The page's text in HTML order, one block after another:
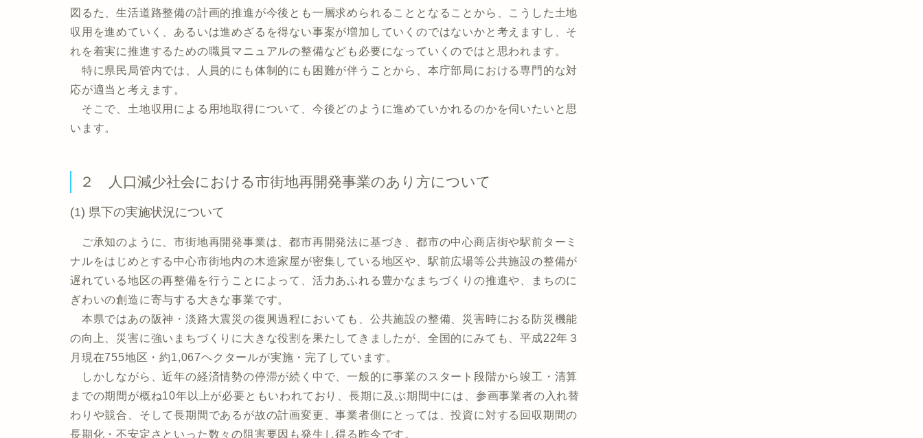
図るた、生活道路整備の計画的推進が今後とも一層求められることとなることから、こうした土地
収用を進めていく、あるいは進めざるを得ない事案が増加していくのではないかと考えますし、そ
れを着実に推進するための職員マニュアルの整備なども必要になっていくのではと思われます。
特に県民局管内では、人員的にも体制的にも困難が伴うことから、本庁部局における専門的な対
応が適当と考えます。
そこで、土地収用による用地取得について、今後どのように進めていかれるのかを伺いたいと思
います。
２ 人口減少社会における市街地再開発事業のあり方について
(1) 県下の実施状況について
ご承知のように、市街地再開発事業は、都市再開発法に基づき、都市の中心商店街や駅前ターミ
ナルをはじめとする中心市街地内の木造家屋が密集している地区や、駅前広場等公共施設の整備が
遅れている地区の再整備を行うことによって、活力あふれる豊かなまちづくりの推進や、まちのに
ぎわいの創造に寄与する大きな事業です。
本県ではあの阪神・淡路大震災の復興過程においても、公共施設の整備、災害時におる防災機能
の向上、災害に強いまちづくりに大きな役割を果たしてきましたが、全国的にみても、平成22年３
月現在755地区・約1,067ヘクタールが実施・完了しています。
しかしながら、近年の経済情勢の停滞が続く中で、一般的に事業のスタート段階から竣工・清算
までの期間が概ね10年以上が必要ともいわれており、長期に及ぶ期間中には、参画事業者の入れ替
わりや競合、そして長期間であるが故の計画変更、事業者側にとっては、投資に対する回収期間の
長期化・不安定さといった数々の阻害要因も発生し得る昨今です。